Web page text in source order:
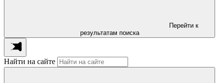
Перейти к
результатам поиска
Найти на сайте